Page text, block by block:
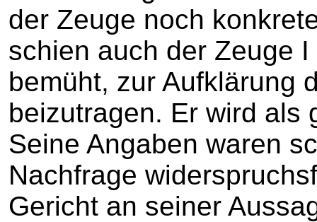
der Zeuge noch
schien auch der Zeuge
bemüht, zur Aufklärung
beizutragen. Er wird als
Seine Angaben waren
Nachfrage
Gericht an seiner